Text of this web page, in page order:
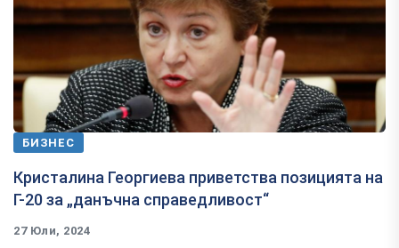
БИЗНЕС
Кристалина Георгиева приветства позицията на
Г-20 за „данъчна справедливост“
27 Юли, 2024